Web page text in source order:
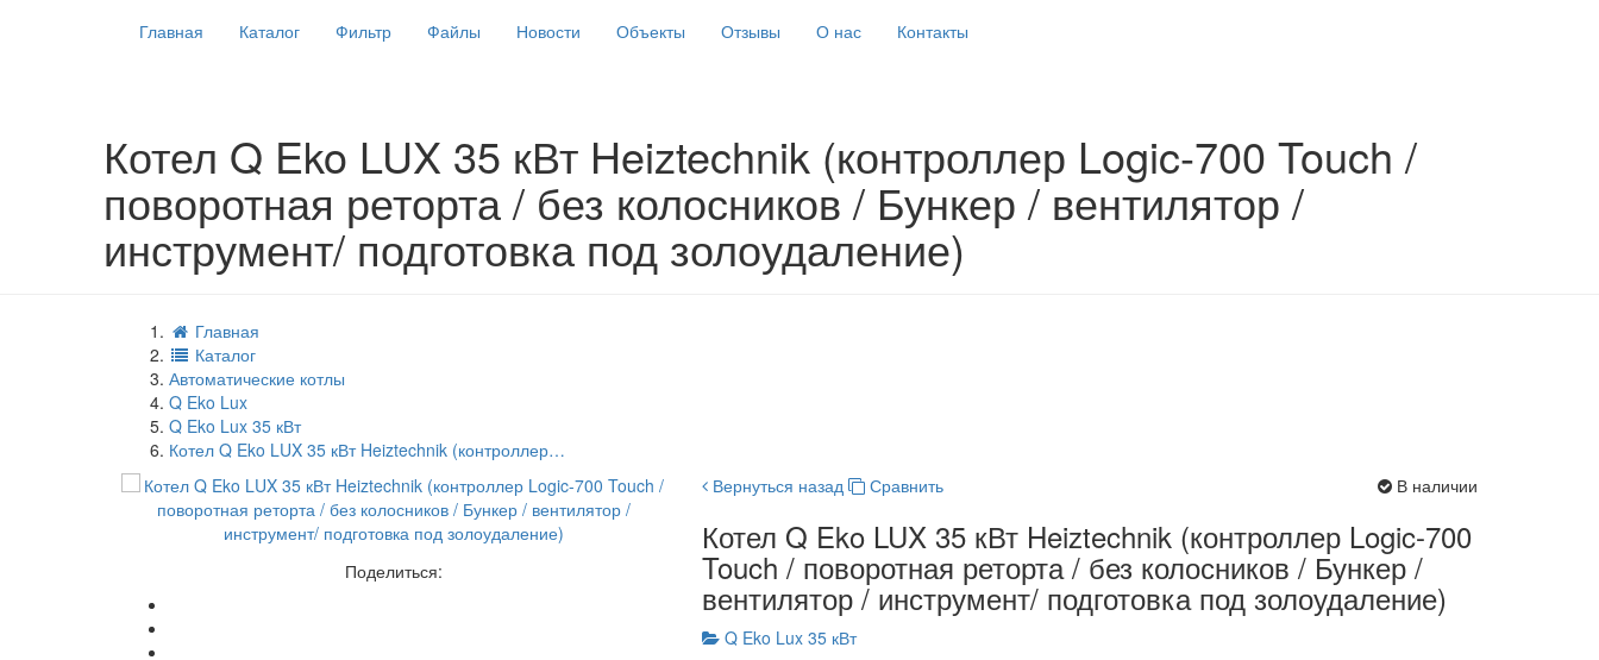
Главная Каталог Фильтр Файлы Новости Объекты Отзывы О нас Контакты
Котел Q Eko LUX 35 кВт Heiztechnik (контроллер Logic-700 Touch /
поворотная реторта / без колосников / Бункер / вентилятор /
инструмент/ подготовка под золоудаление)
Главная
Каталог
Автоматические котлы
Q Eko Lux
Q Eko Lux 35 кВт
Котел Q Eko LUX 35 кВт Heiztechnik (контроллер…
Поделиться:
Вернуться назад Сравнить В наличии
Котел Q Eko LUX 35 кВт Heiztechnik (контроллер Logic-700
Touch / поворотная реторта / без колосников / Бункер /
вентилятор / инструмент/ подготовка под золоудаление)
Q Eko Lux 35 кВт